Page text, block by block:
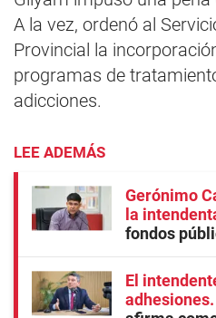
A la vez, ordenó al
Provincial la
programas de
adicciones.
LEE ADEMÁS
Gerónimo
la
fondos
El
adhesiones